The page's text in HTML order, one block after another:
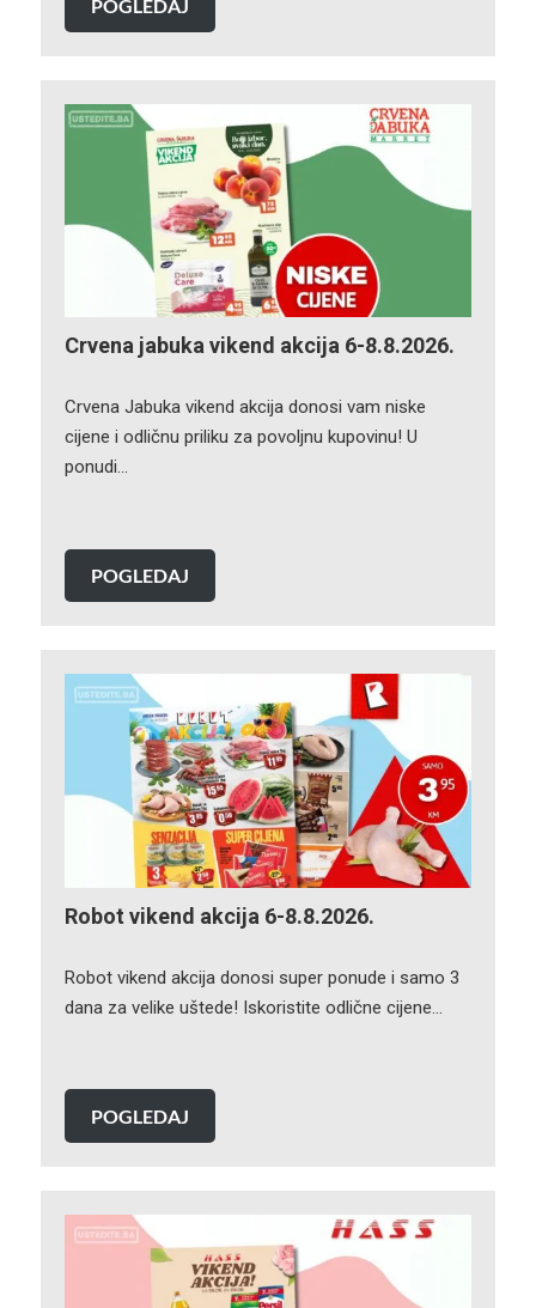
POGLEDAJ
Crvena jabuka vikend akcija 6-8.8.2026.
Crvena Jabuka vikend akcija donosi vam niske
cijene i odličnu priliku za povoljnu kupovinu! U
ponudi…
POGLEDAJ
Robot vikend akcija 6-8.8.2026.
Robot vikend akcija donosi super ponude i samo 3
dana za velike uštede! Iskoristite odlične cijene…
POGLEDAJ